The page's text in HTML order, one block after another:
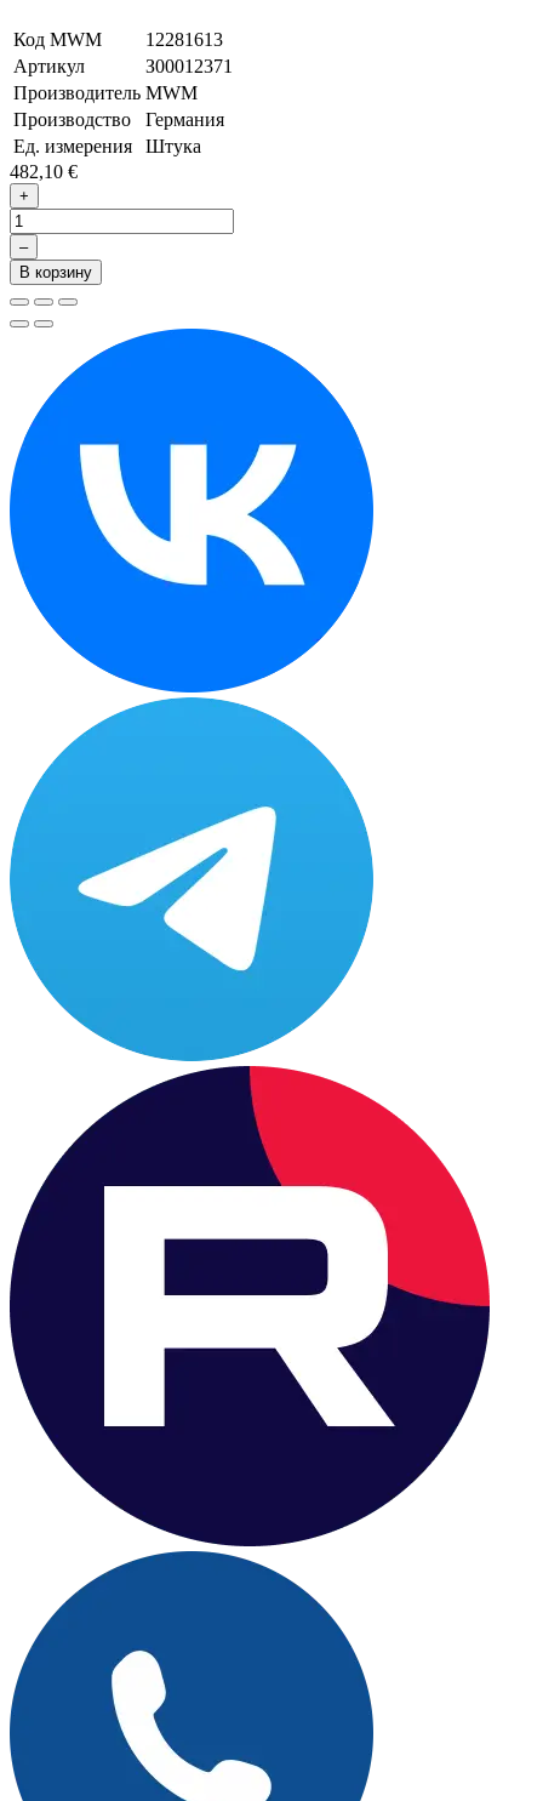
Код MWM
12281613
Артикул
З00012371
Производитель MWM
Производство
Германия
Ед. измерения
Штука
482,10 €
+
–
В корзину